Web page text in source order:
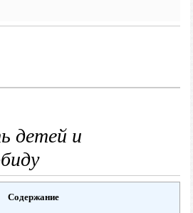
детей и
Содержание